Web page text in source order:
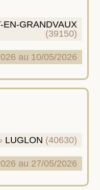
EN-GRANDVAUX
(39150)
au 10/05/2026
LUGLON (40630)
au 27/05/2026